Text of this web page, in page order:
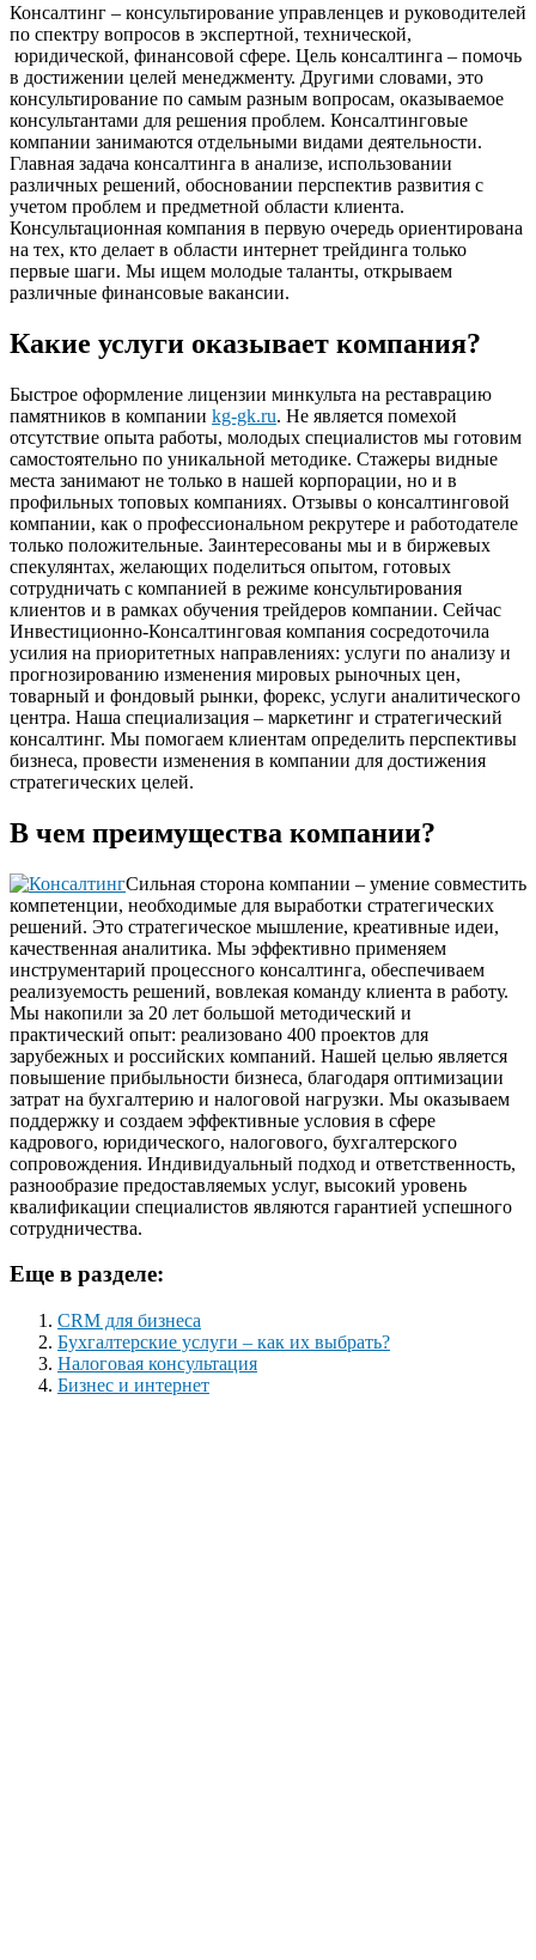
Консалтинг – консультирование управленцев и руководителей
по спектру вопросов в экспертной, технической,
юридической, финансовой сфере. Цель консалтинга – помочь
в достижении целей менеджменту. Другими словами, это
консультирование по самым разным вопросам, оказываемое
консультантами для решения проблем. Консалтинговые
компании занимаются отдельными видами деятельности.
Главная задача консалтинга в анализе, использовании
различных решений, обосновании перспектив развития с
учетом проблем и предметной области клиента.
Консультационная компания в первую очередь ориентирована
на тех, кто делает в области интернет трейдинга только
первые шаги. Мы ищем молодые таланты, открываем
различные финансовые вакансии.
Какие услуги оказывает компания?
Быстрое оформление лицензии минкульта на реставрацию
памятников в компании kg-gk.ru. Не является помехой
отсутствие опыта работы, молодых специалистов мы готовим
самостоятельно по уникальной методике. Стажеры видные
места занимают не только в нашей корпорации, но и в
профильных топовых компаниях. Отзывы о консалтинговой
компании, как о профессиональном рекрутере и работодателе
только положительные. Заинтересованы мы и в биржевых
спекулянтах, желающих поделиться опытом, готовых
сотрудничать с компанией в режиме консультирования
клиентов и в рамках обучения трейдеров компании. Сейчас
Инвестиционно-Консалтинговая компания сосредоточила
усилия на приоритетных направлениях: услуги по анализу и
прогнозированию изменения мировых рыночных цен,
товарный и фондовый рынки, форекс, услуги аналитического
центра. Наша специализация – маркетинг и стратегический
консалтинг. Мы помогаем клиентам определить перспективы
бизнеса, провести изменения в компании для достижения
стратегических целей.
В чем преимущества компании?
Сильная сторона компании – умение совместить
компетенции, необходимые для выработки стратегических
решений. Это стратегическое мышление, креативные идеи,
качественная аналитика. Мы эффективно применяем
инструментарий процессного консалтинга, обеспечиваем
реализуемость решений, вовлекая команду клиента в работу.
Мы накопили за 20 лет большой методический и
практический опыт: реализовано 400 проектов для
зарубежных и российских компаний. Нашей целью является
повышение прибыльности бизнеса, благодаря оптимизации
затрат на бухгалтерию и налоговой нагрузки. Мы оказываем
поддержку и создаем эффективные условия в сфере
кадрового, юридического, налогового, бухгалтерского
сопровождения. Индивидуальный подход и ответственность,
разнообразие предоставляемых услуг, высокий уровень
квалификации специалистов являются гарантией успешного
сотрудничества.
Еще в разделе:
CRM для бизнеса
Бухгалтерские услуги – как их выбрать?
Налоговая консультация
Бизнес и интернет